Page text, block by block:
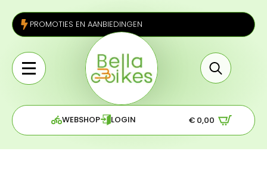
PROMOTIES EN AANBIEDINGEN
for:
WEBSHOP LOGIN € 0,00